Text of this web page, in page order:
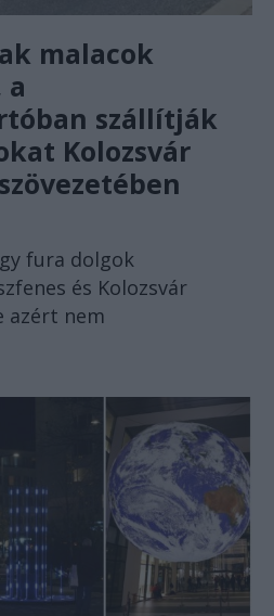
malacok
a
szállítják
Kolozsvár
fura dolgok
és Kolozsvár
azért nem